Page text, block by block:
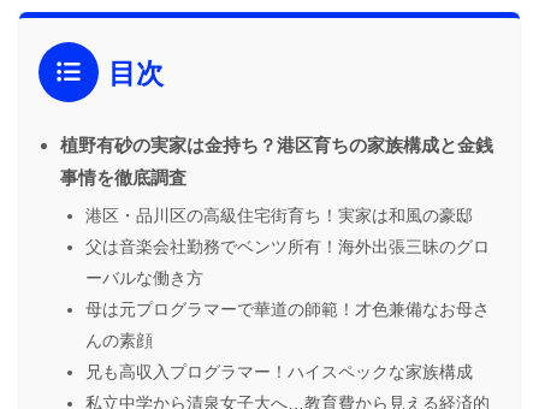
目次
植野有砂の実家は金持ち？港区育ちの家族構成と金銭
事情を徹底調査
港区・品川区の高級住宅街育ち！実家は和風の豪邸
父は音楽会社勤務でベンツ所有！海外出張三昧のグロ
ーバルな働き方
母は元プログラマーで華道の師範！才色兼備なお母さ
んの素顔
兄も高収入プログラマー！ハイスペックな家族構成
私立中学から清泉女子大へ…教育費から見える経済的